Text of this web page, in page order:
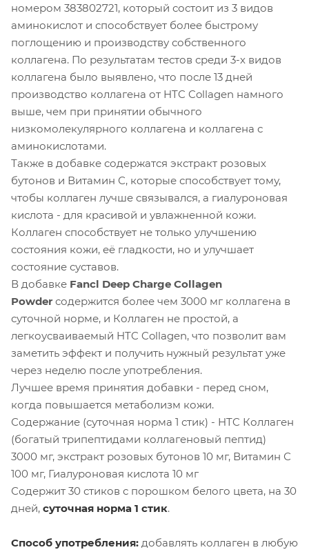
номером 383802721, который состоит из 3 видов
аминокислот и способствует более быстрому
поглощению и производству собственного
коллагена. По результатам тестов среди 3-х видов
коллагена было выявлено, что после 13 дней
производство коллагена от HTC Collagen намного
выше, чем при принятии обычного
низкомолекулярного коллагена и коллагена с
аминокислотами.
Также в добавке содержатся экстракт розовых
бутонов и Витамин С, которые способствует тому,
чтобы коллаген лучше связывался, а гиалуроновая
кислота - для красивой и увлажненной кожи.
Коллаген способствует не только улучшению
состояния кожи, её гладкости, но и улучшает
состояние суставов.
В добавке Fancl Deep Charge Collagen
Powder содержится более чем 3000 мг коллагена в
суточной норме, и Коллаген не простой, а
легкоусваиваемый HTC Collagen, что позволит вам
заметить эффект и получить нужный результат уже
через неделю после употребления.
Лучшее время принятия добавки - перед сном,
когда повышается метаболизм кожи.
Содержание (суточная норма 1 стик) - HTC Коллаген
(богатый трипептидами коллагеновый пептид)
3000 мг, экстракт розовых бутонов 10 мг, Витамин С
100 мг, Гиалуроновая кислота 10 мг
Содержит 30 стиков с порошком белого цвета, на 30
дней, суточная норма 1 стик.
Способ употребления: добавлять коллаген в любую